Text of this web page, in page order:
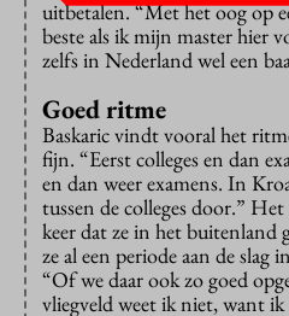
uitbetalen. “Met het oog op
beste als ik mijn master hier
zelfs in Nederland wel een
Goed ritme
Baskaric vindt vooral het
fijn. “Eerst colleges en dan
en dan weer examens. In
tussen de colleges door.”
keer dat ze in het buitenland
ze al een periode aan de
“Of we daar ook zo goed
vliegveld weet ik niet, want